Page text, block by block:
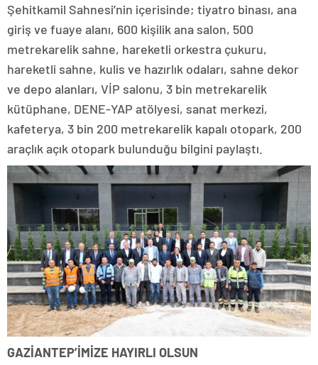
Şehitkamil Sahnesi’nin içerisinde; tiyatro binası, ana
giriş ve fuaye alanı, 600 kişilik ana salon, 500
metrekarelik sahne, hareketli orkestra çukuru,
hareketli sahne, kulis ve hazırlık odaları, sahne dekor
ve depo alanları, VİP salonu, 3 bin metrekarelik
kütüphane, DENE-YAP atölyesi, sanat merkezi,
kafeterya, 3 bin 200 metrekarelik kapalı otopark, 200
araçlık açık otopark bulunduğu bilgini paylaştı.
GAZİANTEP’İMİZE HAYIRLI OLSUN